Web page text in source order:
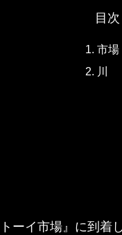
目次
市場
川
ーイ市場』に到着